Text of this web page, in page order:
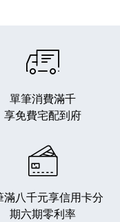
單筆消費滿千
享免費宅配到府
滿八千元享信用卡分
期六期零利率